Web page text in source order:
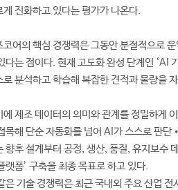
게 진화하고 있다는 평가가 나온다.
코어의 핵심 경쟁력은 그동안 분절적으로
다는 점이다. 현재 고도화 완성 단계인
로 분석하고 학습해 복잡한 견적과 물량을
에 제조 데이터의 의미와 관계를 정밀하게
목해 단순 자동화를 넘어 AI가 스스로 판
향후 설계부터 공정, 생산, 품질, 유지보
랫폼’ 구축을 최종 목표로 하고 있다.
은 기술 경쟁력은 최근 국내외 주요 산업